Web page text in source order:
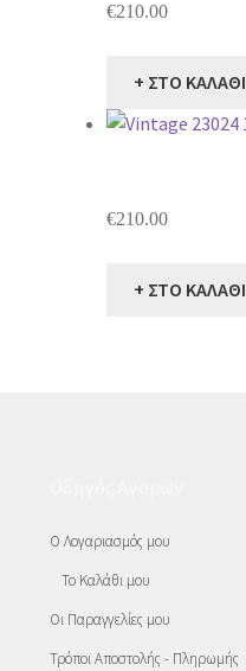
€210.00
+ ΣΤΟ ΚΑΛΑΘΙ
€210.00
+ ΣΤΟ ΚΑΛΑΘΙ
Ο Λογαριασμός μου
Το Καλάθι μου
Οι Παραγγελίες μου
Τρόποι Αποστολής - Πληρωμής